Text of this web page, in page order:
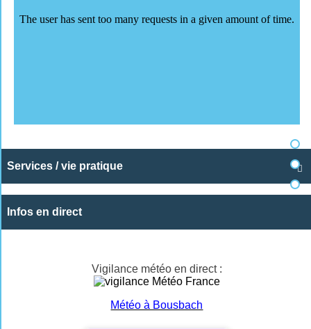

Services / vie pratique
Infos en direct
Vigilance météo en direct :
Météo à Bousbach